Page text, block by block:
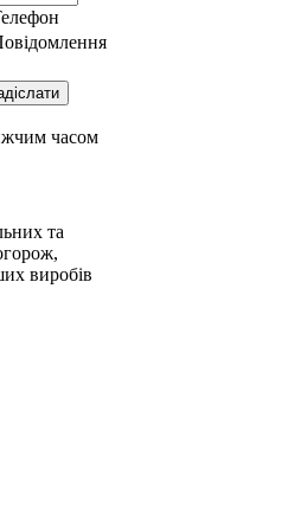
часом
та
виробів